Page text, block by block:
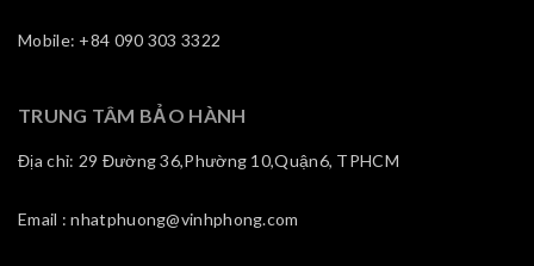
Mobile: +84 090 303 3322
TRUNG TÂM BẢO HÀNH
Địa chỉ: 29 Đường 36,Phường 10,Quận6, TPHCM
Email : nhatphuong@vinhphong.com